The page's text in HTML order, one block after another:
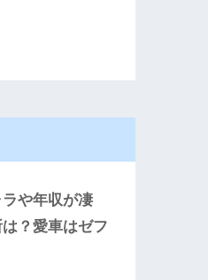
や年収が凄
？愛車はゼフ